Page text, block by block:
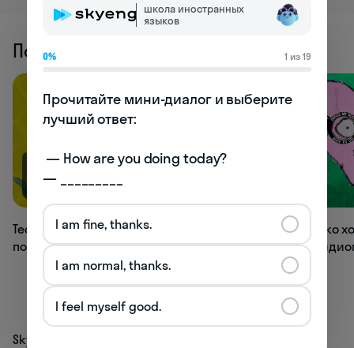
Похожие статьи
4K
Тест: угадаете английское слово
по транскрипции?
Тест: насколько
английские
Skyeng
школа иностранных
языков
0% 1 из 19
Прочитайте мини-диалог и выберите
лучший ответ:
— _________
I am fine, thanks.
I am normal, thanks.
I feel myself good.